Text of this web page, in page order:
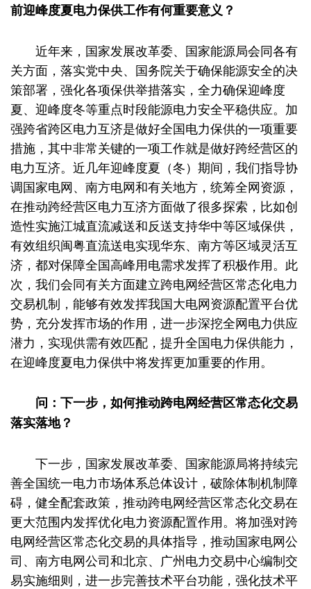
前迎峰度夏电力保供工作有何重要意义？
近年来，国家发展改革委、国家能源局会同各有
关方面，落实党中央、国务院关于确保能源安全的决
策部署，强化各项保供举措落实，全力确保迎峰度
夏、迎峰度冬等重点时段能源电力安全平稳供应。加
强跨省跨区电力互济是做好全国电力保供的一项重要
措施，其中非常关键的一项工作就是做好跨经营区的
电力互济。近几年迎峰度夏（冬）期间，我们指导协
调国家电网、南方电网和有关地方，统筹全网资源，
在推动跨经营区电力互济方面做了很多探索，比如创
造性实施江城直流减送和反送支持华中等区域保供，
有效组织闽粤直流送电实现华东、南方等区域灵活互
济，都对保障全国高峰用电需求发挥了积极作用。此
次，我们会同有关方面建立跨电网经营区常态化电力
交易机制，能够有效发挥我国大电网资源配置平台优
势，充分发挥市场的作用，进一步深挖全网电力供应
潜力，实现供需有效匹配，提升全国电力保供能力，
在迎峰度夏电力保供中将发挥更加重要的作用。
问：下一步，如何推动跨电网经营区常态化交易
落实落地？
下一步，国家发展改革委、国家能源局将持续完
善全国统一电力市场体系总体设计，破除体制机制障
碍，健全配套政策，推动跨电网经营区常态化交易在
更大范围内发挥优化电力资源配置作用。将加强对跨
电网经营区常态化交易的具体指导，推动国家电网公
司、南方电网公司和北京、广州电力交易中心编制交
易实施细则，进一步完善技术平台功能，强化技术平